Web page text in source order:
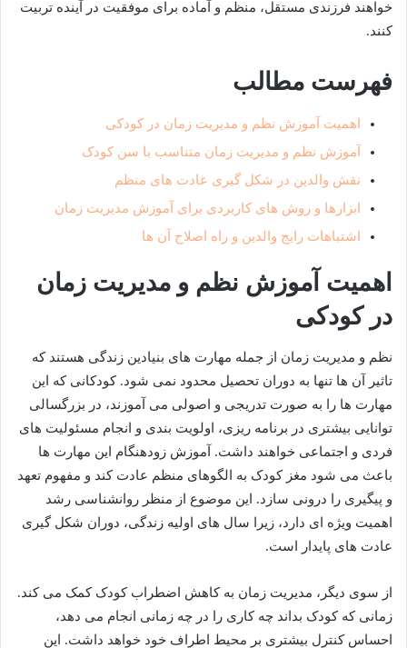
خواهند فرزندی مستقل، منظم و آماده برای موفقیت در آینده تربیت
کنند.
فهرست مطالب
اهمیت آموزش نظم و مدیریت زمان در کودکی
آموزش نظم و مدیریت زمان متناسب با سن کودک
نقش والدین در شکل گیری عادت های منظم
ابزارها و روش های کاربردی برای آموزش مدیریت زمان
اشتباهات رایج والدین و راه اصلاح آن ها
اهمیت آموزش نظم و مدیریت زمان
در کودکی
نظم و مدیریت زمان از جمله مهارت های بنیادین زندگی هستند که
تاثیر آن ها تنها به دوران تحصیل محدود نمی شود. کودکانی که این
مهارت ها را به صورت تدریجی و اصولی می آموزند، در بزرگسالی
توانایی بیشتری در برنامه ریزی، اولویت بندی و انجام مسئولیت های
فردی و اجتماعی خواهند داشت. آموزش زودهنگام این مهارت ها
باعث می شود مغز کودک به الگوهای منظم عادت کند و مفهوم تعهد
و پیگیری را درونی سازد. این موضوع از منظر روانشناسی رشد
اهمیت ویژه ای دارد، زیرا سال های اولیه زندگی، دوران شکل گیری
عادت های پایدار است.
از سوی دیگر، مدیریت زمان به کاهش اضطراب کودک کمک می کند.
زمانی که کودک بداند چه کاری را در چه زمانی انجام می دهد،
احساس کنترل بیشتری بر محیط اطراف خود خواهد داشت. این